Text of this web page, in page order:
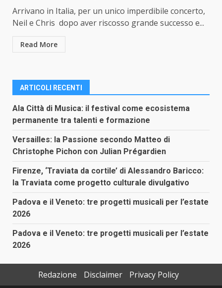
Arrivano in Italia, per un unico imperdibile concerto,
Neil e Chris dopo aver riscosso grande successo e...
Read More
ARTICOLI RECENTI
Ala Città di Musica: il festival come ecosistema
permanente tra talenti e formazione
Versailles: la Passione secondo Matteo di
Christophe Pichon con Julian Prégardien
Firenze, ‘Traviata da cortile’ di Alessandro Baricco:
la Traviata come progetto culturale divulgativo
Padova e il Veneto: tre progetti musicali per l’estate
2026
Padova e il Veneto: tre progetti musicali per l’estate
2026
Redazione Disclaimer Privacy Policy